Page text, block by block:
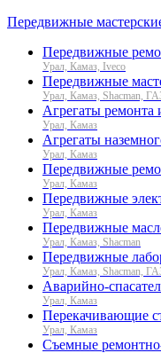
Передвижные
Передвижные
Урал, Камаз, Iveco
Передвижные
Урал, Камаз, Shacman,
Агрегаты
Урал, Камаз
Агрегаты
Урал, Камаз
Передвижные
Урал, Камаз
Передвижные
Урал, Камаз
Передвижные
Урал, Камаз, Shacman
Передвижные
Урал, Камаз, Shacman,
Аварийно-
Урал, Камаз
Перекачивающие
Урал, Камаз
Съемные